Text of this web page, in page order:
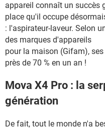
appareil connaît un succès
place qu'il occupe
: l'aspirateur-laveur. Selon
des marques d'appareils
pour la maison (Gifam),
près de 70 % en un an !
Mova X4 Pro : la
génération
De fait, tout le monde n'a